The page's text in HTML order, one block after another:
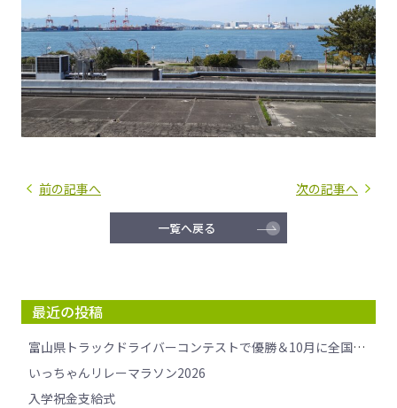
前の記事へ 次の記事へ
一覧へ戻る
最近の投稿
富山県トラックドライバーコンテストで優勝＆10月に全国大会へ挑戦します！
いっちゃんリレーマラソン2026
入学祝金支給式